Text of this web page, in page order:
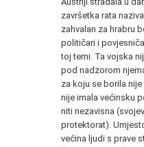
završetka rata
zahvalan za hrabru
političari i
toj temi. Ta vojska
pod nadzorom
za koju se borila
nije imala većinsku
niti nezavisna
protektorat).
većina ljudi s prave